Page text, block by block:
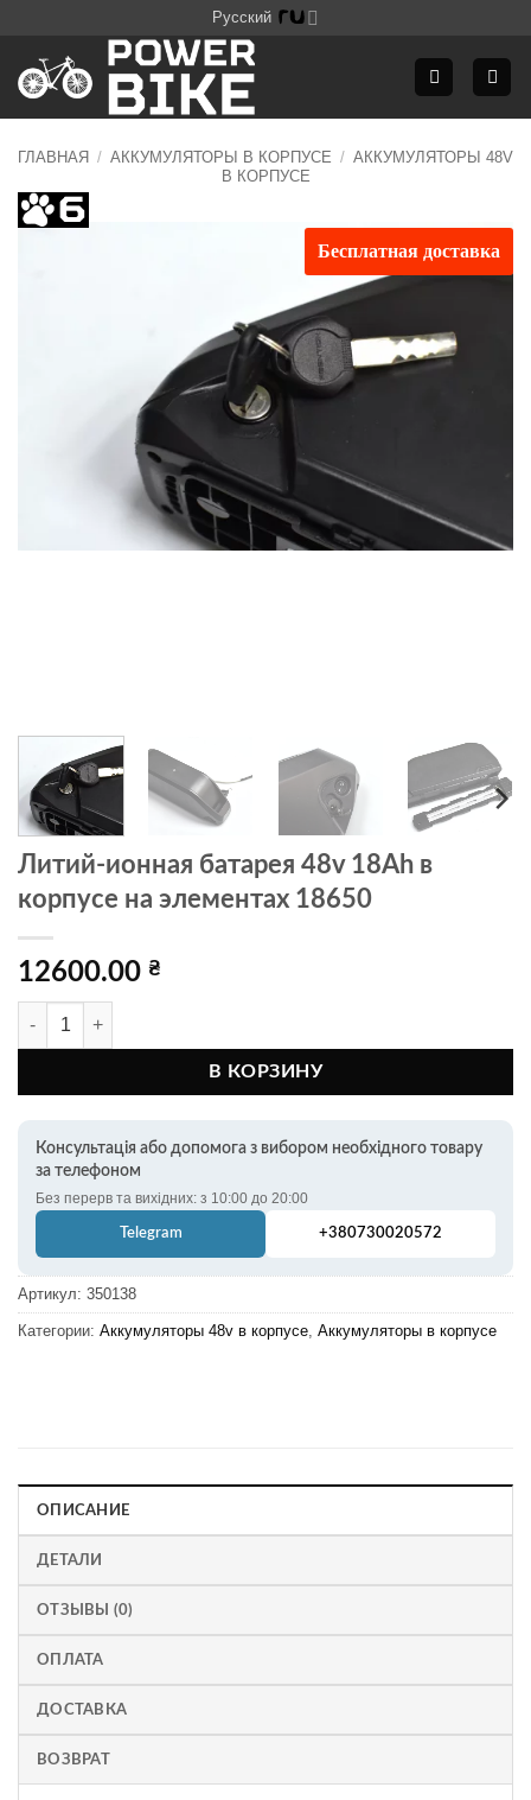
content
Русский
ГЛАВНАЯ / АККУМУЛЯТОРЫ В КОРПУСЕ / АККУМУЛЯТОРЫ 48V
В КОРПУСЕ
списку
бажань
Бесплатная доставка
Литий-ионная батарея 48v 18Ah в
корпусе на элементах 18650
12600.00 ₴
Количество товара Литий-ионная батарея 48v 18Ah в корпусе на
В КОРЗИНУ
Консультація або допомога з вибором необхідного товару
за телефоном
Без перерв та вихідних: з 10:00 до 20:00
Telegram +380730020572
Артикул: 350138
Категории: Аккумуляторы 48v в корпусе Аккумуляторы в корпусе
ОПИСАНИЕ
ДЕТАЛИ
ОТЗЫВЫ (0)
ОПЛАТА
ДОСТАВКА
ВОЗВРАТ